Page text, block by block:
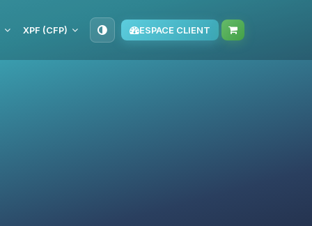
XPF (CFP) ESPACE CLIENT